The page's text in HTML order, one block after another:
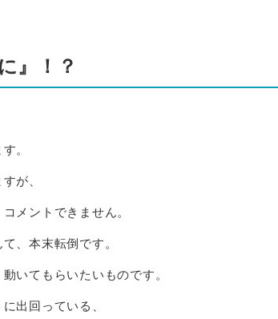
』！？
。
が、
メントできません。
、本末転倒です。
いてもらいたいものです。
出回っている、